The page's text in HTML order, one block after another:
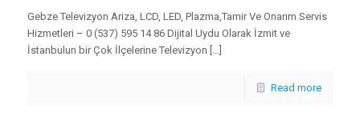
Gebze Televizyon Ariza, LCD, LED, Plazma,Tamir Ve Onarım Servis
Hizmetleri – 0 (537) 595 14 86 Dijital Uydu Olarak İzmit ve
İstanbulun bir Çok İlçelerine Televizyon […]
Read more